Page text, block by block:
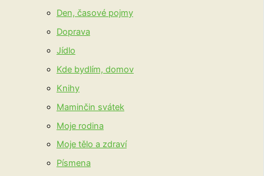
Den, časové pojmy
Doprava
Jídlo
Kde bydlím, domov
Knihy
Maminčin svátek
Moje rodina
Moje tělo a zdraví
Písmena